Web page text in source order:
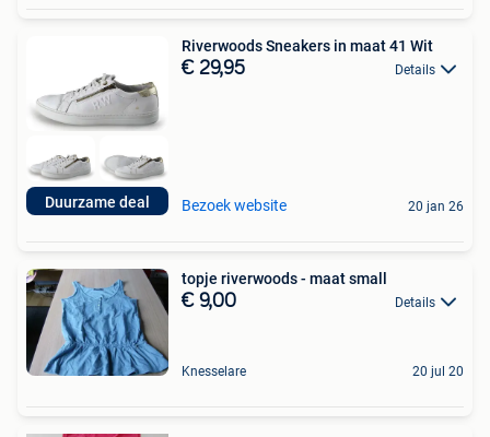
Duurzame deal
Riverwoods Sneakers in maat 41 Wit
€ 29,95 Details
Bezoek website 20 jan 26
topje riverwoods - maat small
€ 9,00 Details
Knesselare 20 jul 20